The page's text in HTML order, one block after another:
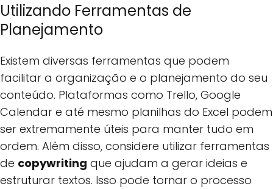
Utilizando Ferramentas de
Planejamento
Existem diversas ferramentas que podem
facilitar a organização e o planejamento do seu
conteúdo. Plataformas como Trello, Google
Calendar e até mesmo planilhas do Excel podem
ser extremamente úteis para manter tudo em
ordem. Além disso, considere utilizar ferramentas
de copywriting que ajudam a gerar ideias e
estruturar textos. Isso pode tornar o processo